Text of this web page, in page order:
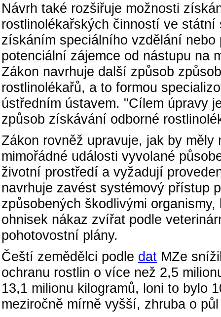
Návrh také rozšiřuje možnosti
rostlinolékařských činností ve
získáním speciálního vzdělání
potenciální zájemce od nástupu na
Zákon navrhuje další způsob
rostlinolékařů, a to formou
ústředním ústavem. "Cílem úpravy
způsob získávání odborné
Zákon rovněž upravuje, jak by
mimořádné události vyvolané
životní prostředí a vyžadují
navrhuje zavést systémový přístup
způsobených škodlivými
ohnisek nákaz zvířat podle
pohotovostní plány.
Čeští zemědělci podle dat MZe
ochranu rostlin o více než 2,5
13,1 milionu kilogramů, loni to bylo
meziročně mírně vyšší, zhruba o